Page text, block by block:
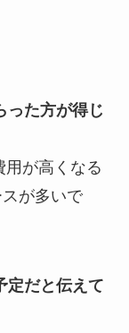
った方が得じ
が高くなる
が多いで
定だと伝えて